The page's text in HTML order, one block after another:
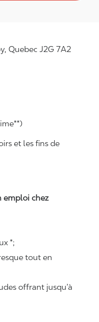
Quebec J2G 7A2
et les fins de
emploi chez
*;
tout en
offrant jusqu’à